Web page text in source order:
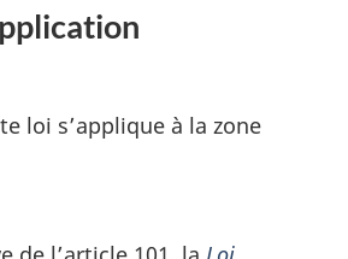
gestion
renouvelable
la
l’énergie
l’énergie
loi s’applique à la zone